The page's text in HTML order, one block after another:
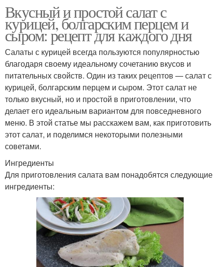
Вкусный и простой салат с
курицей, болгарским перцем и
сыром: рецепт для каждого дня
Салаты с курицей всегда пользуются популярностью
благодаря своему идеальному сочетанию вкусов и
питательных свойств. Один из таких рецептов — салат с
курицей, болгарским перцем и сыром. Этот салат не
только вкусный, но и простой в приготовлении, что
делает его идеальным вариантом для повседневного
меню. В этой статье мы расскажем вам, как приготовить
этот салат, и поделимся некоторыми полезными
советами.
Ингредиенты
Для приготовления салата вам понадобятся следующие
ингредиенты: